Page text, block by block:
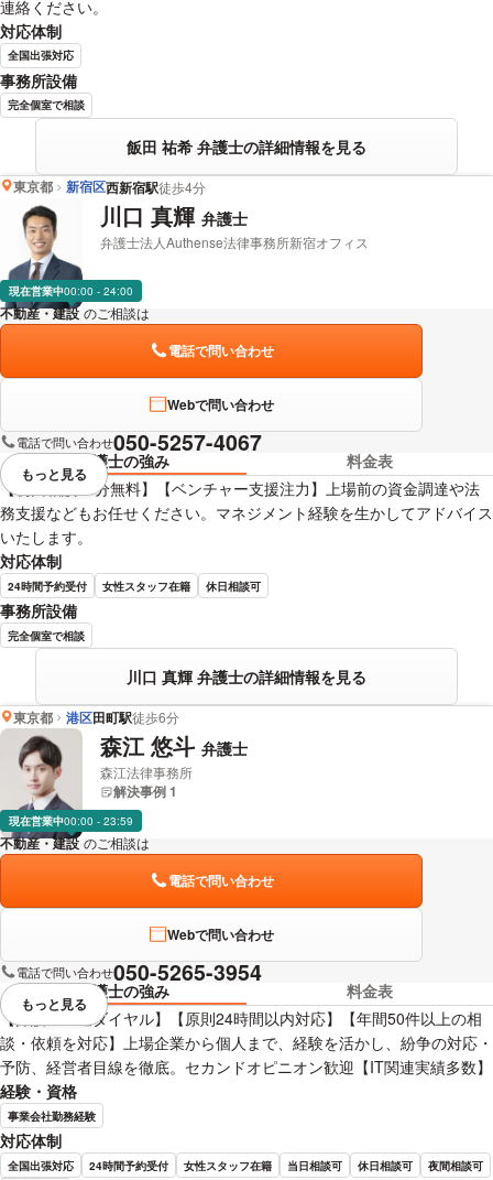
連絡ください。
対応体制
全国出張対応
事務所設備
完全個室で相談
飯田 祐希 弁護士の詳細情報を見る
東京都 新宿区西新宿駅徒歩4分
川口 真輝 弁護士
弁護士法人Authense法律事務所新宿オフィス
現在営業中00:00 - 24:00
不動産・建設 のご相談は
電話で問い合わせ
Webで問い合わせ
電話で問い合わせ050-5257-4067
弁護士の強み
料金表
【初回相談60分無料】【ベンチャー支援注力】上場前の資金調達や法
務支援などもお任せください。マネジメント経験を生かしてアドバイス
いたします。
対応体制
24時間予約受付 女性スタッフ在籍 休日相談可
事務所設備
完全個室で相談
川口 真輝 弁護士の詳細情報を見る
視覚的に省略されている要素を
もっと見る
東京都 港区田町駅徒歩6分
森江 悠斗 弁護士
森江法律事務所
解決事例 1
現在営業中00:00 - 23:59
不動産・建設 のご相談は
電話で問い合わせ
Webで問い合わせ
電話で問い合わせ050-5265-3954
弁護士の強み
料金表
【弁護士直通ダイヤル】【原則24時間以内対応】【年間50件以上の相
談・依頼を対応】上場企業から個人まで、経験を活かし、紛争の対応・
予防、経営者目線を徹底。セカンドオピニオン歓迎【IT関連実績多数】
経験・資格
事業会社勤務経験
対応体制
全国出張対応 24時間予約受付 女性スタッフ在籍 当日相談可 休日相談可 夜間相談可
視覚的に省略されている要素を
もっと見る